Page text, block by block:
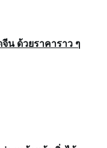
น ด้วยราคาราว ๆ